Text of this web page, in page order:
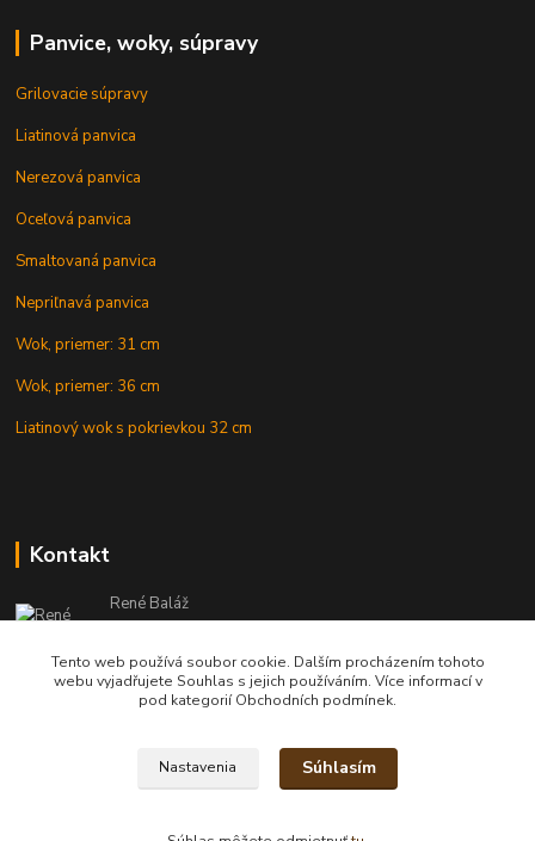
Panvice, woky, súpravy
Grilovacie súpravy
Liatinová panvica
Nerezová panvica
Oceľová panvica
Smaltovaná panvica
Nepriľnavá panvica
Wok, priemer: 31 cm
Wok, priemer: 36 cm
Liatinový wok s pokrievkou 32 cm
Kontakt
René Baláž
Eshop: +421 902 212 007
od 8:00 - do 16:00 hod
info@kotlikyshop.sk
Copyright © 2014-2030 KOTLIKYSHOP.sk, všetky práva vyhradené
Tento web používá soubor cookie. Dalším procházením tohoto
webu vyjadřujete Souhlas s jejich používáním. Více informací v
pod kategorií Obchodních podmínek.
Nastavenia Súhlasím